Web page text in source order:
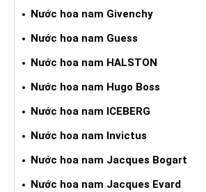
Nước hoa nam Givenchy
Nước hoa nam Guess
Nước hoa nam HALSTON
Nước hoa nam Hugo Boss
Nước hoa nam ICEBERG
Nước hoa nam Invictus
Nước hoa nam Jacques Bogart
Nước hoa nam Jacques Evard